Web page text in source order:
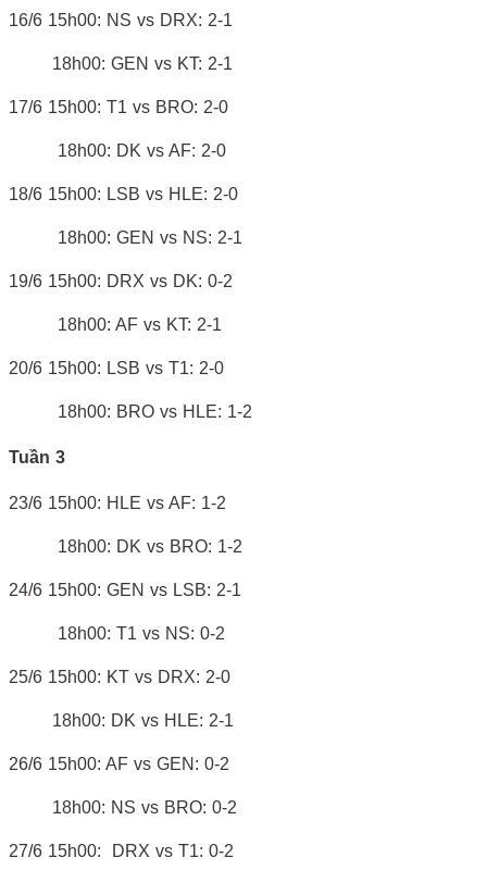
16/6 15h00: NS vs DRX: 2-1
18h00: GEN vs KT: 2-1
17/6 15h00: T1 vs BRO: 2-0
18h00: DK vs AF: 2-0
18/6 15h00: LSB vs HLE: 2-0
18h00: GEN vs NS: 2-1
19/6 15h00: DRX vs DK: 0-2
18h00: AF vs KT: 2-1
20/6 15h00: LSB vs T1: 2-0
18h00: BRO vs HLE: 1-2
Tuần 3
23/6 15h00: HLE vs AF: 1-2
18h00: DK vs BRO: 1-2
24/6 15h00: GEN vs LSB: 2-1
18h00: T1 vs NS: 0-2
25/6 15h00: KT vs DRX: 2-0
18h00: DK vs HLE: 2-1
26/6 15h00: AF vs GEN: 0-2
18h00: NS vs BRO: 0-2
27/6 15h00: DRX vs T1: 0-2